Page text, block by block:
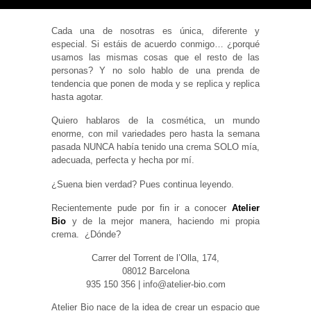
Cada una de nosotras es única, diferente y
especial. Si estáis de acuerdo conmigo… ¿porqué
usamos las mismas cosas que el resto de las
personas? Y no solo hablo de una prenda de
tendencia que ponen de moda y se replica y replica
hasta agotar.
Quiero hablaros de la cosmética, un mundo
enorme, con mil variedades pero hasta la semana
pasada NUNCA había tenido una crema SOLO mía,
adecuada, perfecta y hecha por mí.
¿Suena bien verdad? Pues continua leyendo.
Recientemente pude por fin ir a conocer Atelier
Bio y de la mejor manera, haciendo mi propia
crema. ¿Dónde?
Carrer del Torrent de l’Olla, 174,
08012 Barcelona
935 150 356 | info@atelier-bio.com
Atelier Bio nace de la idea de crear un espacio que
Necesarias
Estadísticas
cookies no
opcionales.
necesarias
funcione la
web. Para
podamos
mejorar la
funcionalidad